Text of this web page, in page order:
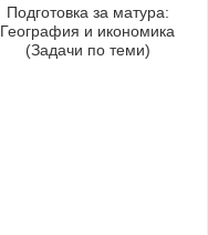
Подготовка за матура:
География и икономика
(Задачи по теми)